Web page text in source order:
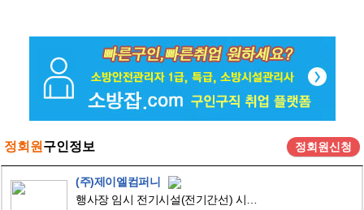
정회원 구인정보 정회원신청
(주)제이엘컴퍼니